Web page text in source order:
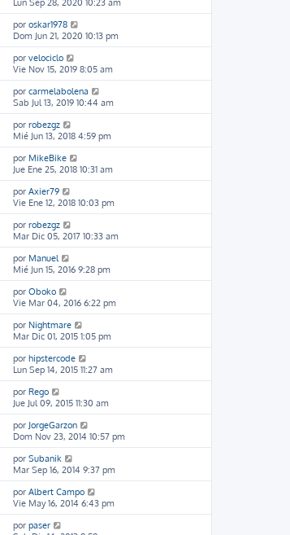
por oskar1978
Dom Jun 21, 2020 10:13 pm
por velociclo
Vie Nov 15, 2019 8:05 am
por carmelabolena
Sab Jul 13, 2019 10:44 am
por robezgz
Mié Jun 13, 2018 4:59 pm
por MikeBike
Jue Ene 25, 2018 10:31 am
por Axier79
Vie Ene 12, 2018 10:03 pm
por robezgz
Mar Dic 05, 2017 10:33 am
por Manuel
Mié Jun 15, 2016 9:28 pm
por Oboko
Vie Mar 04, 2016 6:22 pm
por Nightmare
Mar Dic 01, 2015 1:05 pm
por hipstercode
Lun Sep 14, 2015 11:27 am
por Rego
Jue Jul 09, 2015 11:30 am
por JorgeGarzon
Dom Nov 23, 2014 10:57 pm
por Subanik
Mar Sep 16, 2014 9:37 pm
por Albert Campo
Vie May 16, 2014 6:43 pm
por paser